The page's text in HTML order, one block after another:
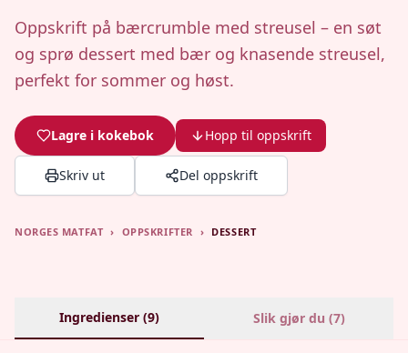
Oppskrift på bærcrumble med streusel – en søt
og sprø dessert med bær og knasende streusel,
perfekt for sommer og høst.
Lagre i kokebok Hopp til oppskrift
Skriv ut Del oppskrift
NORGES MATFAT › OPPSKRIFTER › DESSERT
Ingredienser (9) Slik gjør du (7)